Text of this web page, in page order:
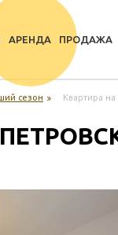
АРЕНДА ПРОДАЖА
сезон Квартира